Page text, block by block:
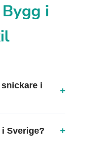
i
i
+
Sverige? +